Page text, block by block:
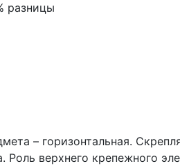
разницы
– горизонтальная.
Роль верхнего крепежного